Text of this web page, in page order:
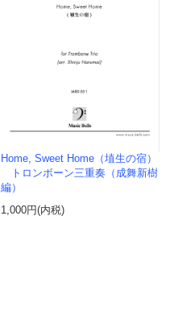
Home, Sweet Home（埴生の宿）
トロンボーン三重奏（成舞新樹
編）
1,000円(内税)